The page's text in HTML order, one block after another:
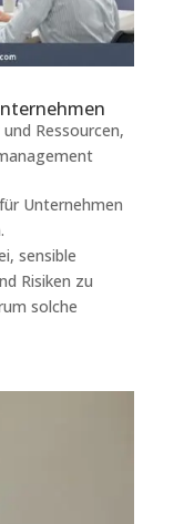
Ressourcen,
Unternehmen
sensible
Risiken zu
solche